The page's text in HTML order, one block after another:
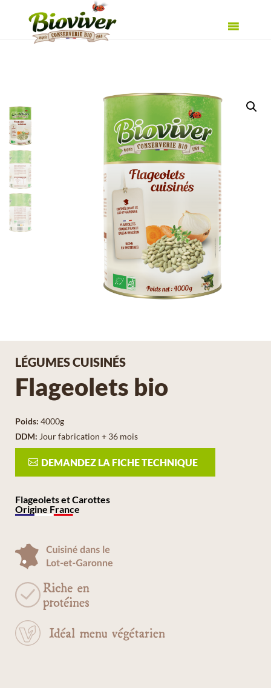
LÉGUMES CUISINÉS
Flageolets bio
Poids: 4000g
DDM: Jour fabrication + 36 mois
DEMANDEZ LA FICHE TECHNIQUE
Flageolets et Carottes
Origine France